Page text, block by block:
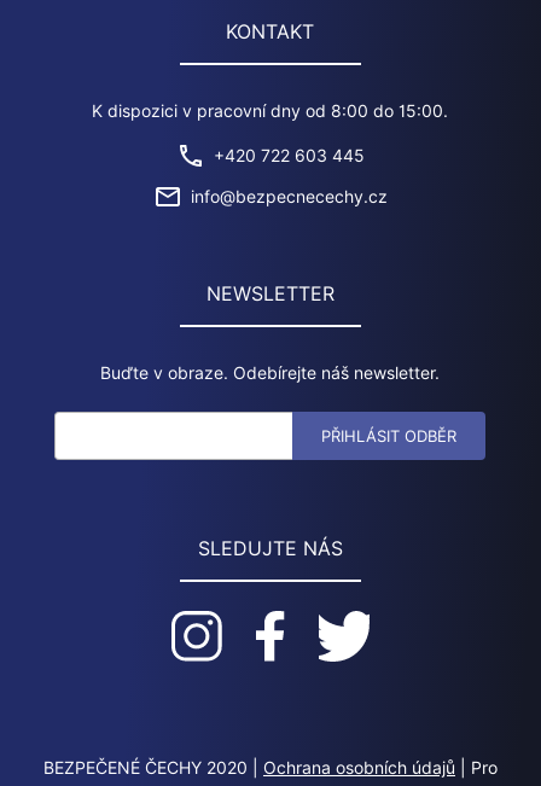
KONTAKT
K dispozici v pracovní dny od 8:00 do 15:00.
+420 722 603 445
info@bezpecnecechy.cz
NEWSLETTER
Buďte v obraze. Odebírejte náš newsletter.
SLEDUJTE NÁS
BEZPEČENÉ ČECHY 2020 | Ochrana osobních údajů | Pro